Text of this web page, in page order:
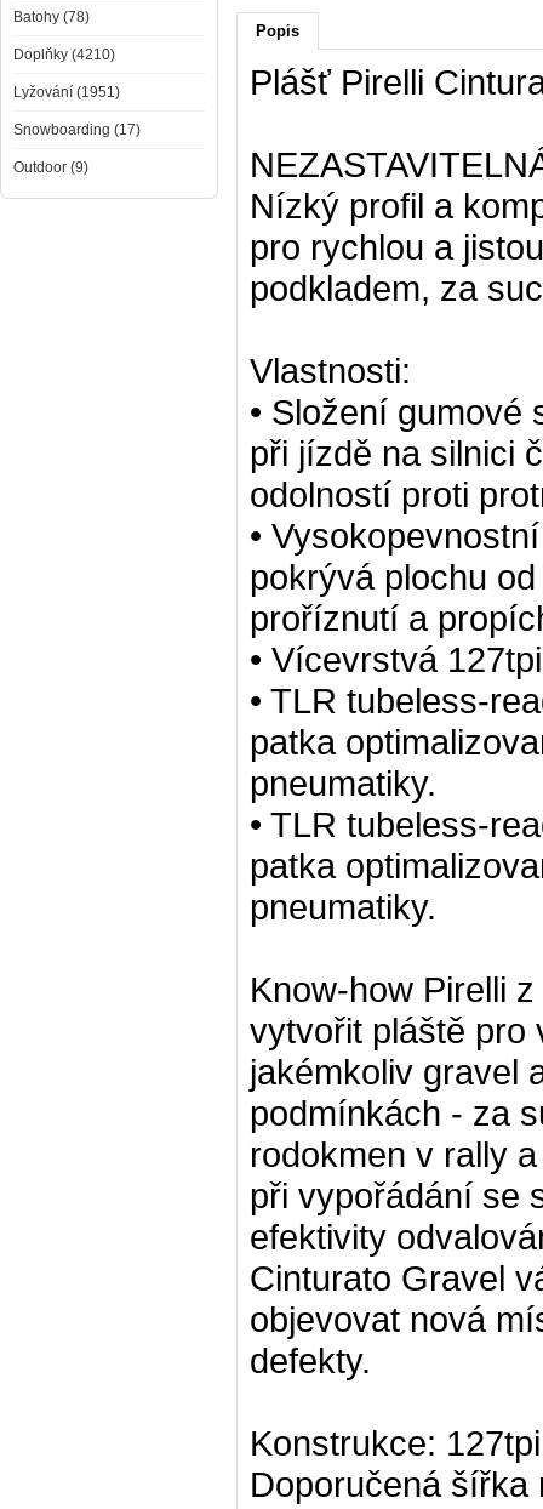
Popis
Plášť Pirelli
Nízký profil a
pro rychlou a
podkladem, za
Vlastnosti:
• Složení gumové
při jízdě na silnici
odolností proti
•
pokrývá plochu
proříznutí a
• Vícevrstvá
• TLR tubeless-
patka
pneumatiky.
• TLR tubeless-
patka
pneumatiky.
Know-how Pirelli
vytvořit pláště pro
jakémkoliv gravel
podmínkách - za
rodokmen v rally
při vypořádání se
efektivity
Cinturato Gravel
objevovat nová
defekty.
Konstrukce:
Doporučená šířka
Batohy (78)
Doplňky (4210)
Lyžování (1951)
Snowboarding (17)
Outdoor (9)